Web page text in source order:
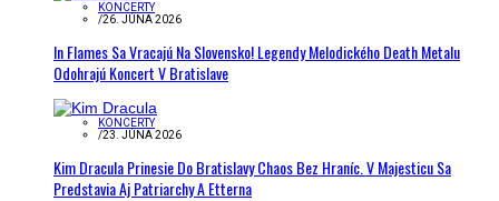
KONCERTY
/26. JÚNA 2026
In Flames Sa Vracajú Na Slovensko! Legendy Melodického Death Metalu
Odohrajú Koncert V Bratislave
KONCERTY
/23. JÚNA 2026
Kim Dracula Prinesie Do Bratislavy Chaos Bez Hraníc. V Majesticu Sa
Predstavia Aj Patriarchy A Etterna